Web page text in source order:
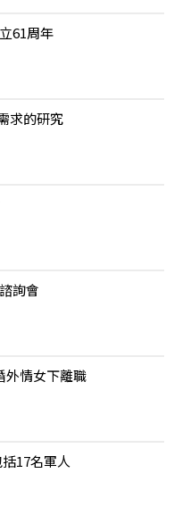
61周年
求的研究
詢會
外情女下離職
17名軍人